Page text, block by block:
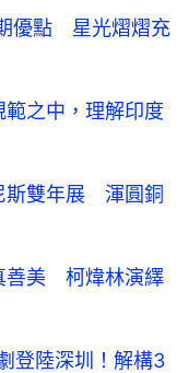
優點 星光熠熠充
範之中，理解印度
斯雙年展 渾圓銅
善美 柯煒林演繹
登陸深圳！解構3